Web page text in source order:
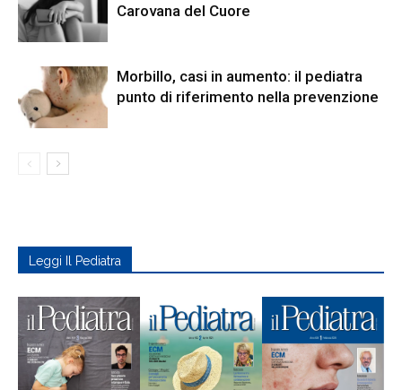
Carovana del Cuore
Morbillo, casi in aumento: il pediatra
punto di riferimento nella prevenzione
Leggi Il Pediatra